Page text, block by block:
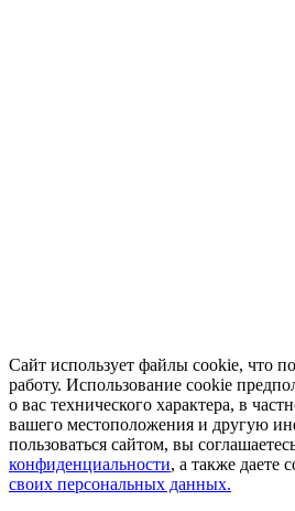
Сайт использует файлы cookie, что
работу. Использование cookie
о вас технического характера, в
вашего местоположения и другую
пользоваться сайтом, вы
конфиденциальности, а также даете
своих персональных данных.